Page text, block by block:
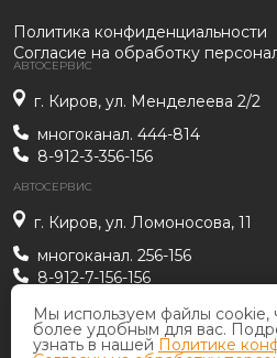
Политика конфиденциальности
Согласие на обработку
АВТОСЕРВИС
г. Киров, ул. Менделеева 2/2
многоканал. 444-814
8-912-3-356-156
АВТОСЕРВИС
г. Киров, ул. Ломоносова, 11
многоканал. 256-156
8-912-7-156-156
АВТОСЕРВИС
г. Киров, ул. Мельничная, 17
Мы используем файлы cookie,
более удобным для вас.
узнать в нашей Политике